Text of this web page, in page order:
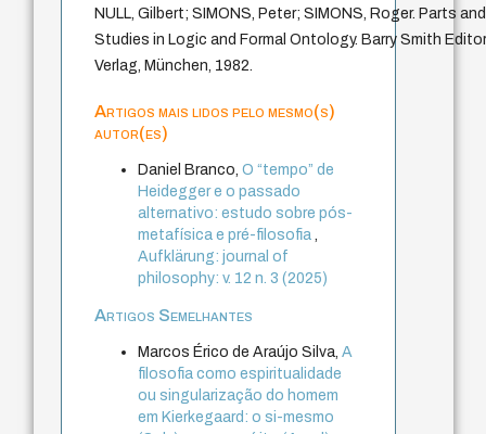
NULL, Gilbert; SIMONS, Peter; SIMONS, Roger. Parts
Studies in Logic and Formal Ontology. Barry Smith
Verlag, München, 1982.
Artigos mais lidos pelo mesmo(s)
autor(es)
Daniel Branco,O “tempo” de
Heidegger e o passado
alternativo: estudo sobre pós-
metafísica e pré-filosofia,
Aufklärung: journal of
philosophy: v. 12 n. 3 (2025)
Artigos Semelhantes
Marcos Érico de Araújo Silva,A
filosofia como espiritualidade
ou singularização do homem
em Kierkegaard: o si-mesmo